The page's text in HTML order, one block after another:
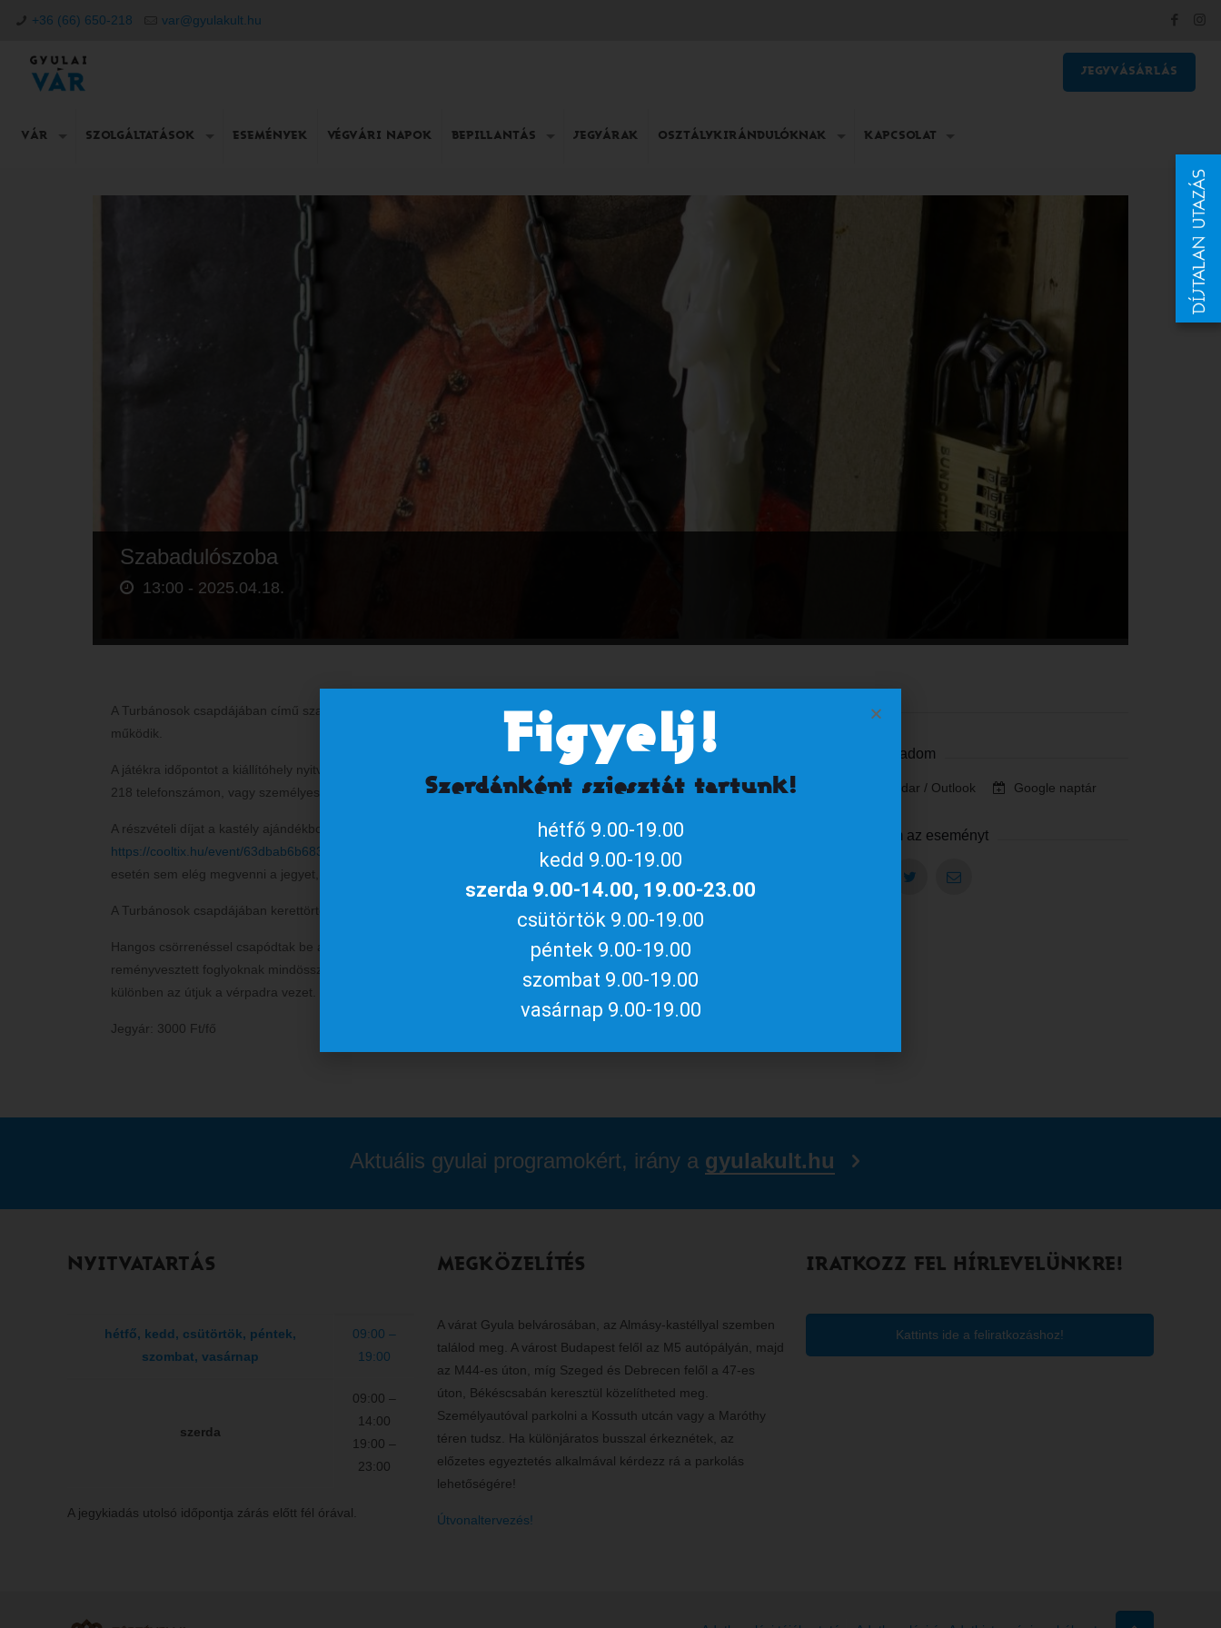
+36 (66) 650-218 var@gyulakult.hu
VÁR SZOLGÁLTATÁSOK ESEMÉNYEK VÉGVÁRI NAPOK BEPILLANTÁS JEGYÁRAK OSZTÁLYKIRÁNDULÓKNAK KAPCSOLAT
JEGYVÁSÁRLÁS
Szabadulószoba
13:00 - 2025.04.18.
A Turbánosok csapdájában című szabadulószoba a vár jegypénztárának helyet adó Rondella emeletén
működik.
A játékra időpontot a kiállítóhely nyitvatartási napjain 13, 14 , 15, 16, 17 és 18 órára lehet foglalni a 66/650-
218 telefonszámon, vagy személyesen a jegypénztárban.
A részvételi díjat a kastély ajándékboltjában lehet fizetni, de online is megvásárolható a
https://cooltix.hu/event/63dbab6b683ac5023a0365f6
oldalon (FONTOS, hogy az online jegyvásárlás
esetén sem elég megvenni a jegyet, időpontot is kell foglalni).
A Turbánosok csapdájában kerettörténete:
Hangos csörrenéssel csapódtak be a börtön rácsai, a lakat könyörtelen közönnyel zárult össze. A
reményvesztett foglyoknak mindössze egy órájuk van, hogy a kegyetlen törökök rabságából kijussanak,
különben az útjuk a vérpadra vezet.
Jegyár: 3000 Ft/fő
Szervező
Naptárhoz adom
iCalendar / Outlook Google naptár
Megosztom az eseményt
Aktuális gyulai programokért, irány a gyulakult.hu
NYITVATARTÁS
hétfő, kedd, csütörtök, péntek,
szombat, vasárnap
09:00 –
19:00
szerda
09:00 –
14:00
19:00 –
23:00
A jegykiadás utolsó időpontja zárás előtt fél órával.
MEGKÖZELÍTÉS
A várat Gyula belvárosában, az Almásy-kastéllyal szemben
találod meg. A várost Budapest felől az M5 autópályán, majd
az M44-es úton, míg Szeged és Debrecen felől a 47-es
úton, Békéscsabán keresztül közelítheted meg.
Személyautóval parkolni a Kossuth utcán vagy a Maróthy
téren tudsz. Ha különjáratos busszal érkeznétek, az
előzetes egyeztetés alkalmával kérdezz rá a parkolás
lehetőségére!
Útvonaltervezés!
IRATKOZZ FEL HÍRLEVELÜNKRE!
Kattints ide a feliratkozáshoz!
Figyelj!
Szerdánként sziesztát tartunk!
hétfő 9.00-19.00
kedd 9.00-19.00
szerda 9.00-14.00, 19.00-23.00
csütörtök 9.00-19.00
péntek 9.00-19.00
szombat 9.00-19.00
vasárnap 9.00-19.00